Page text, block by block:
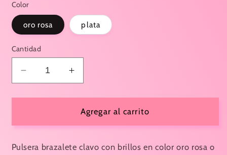
Color
oro rosa plata
Cantidad
Reducir
cantidad
para
Aumentar
cantidad
para
BRAZALETE
Agregar al carrito
Pulsera brazalete clavo con brillos en color oro rosa o